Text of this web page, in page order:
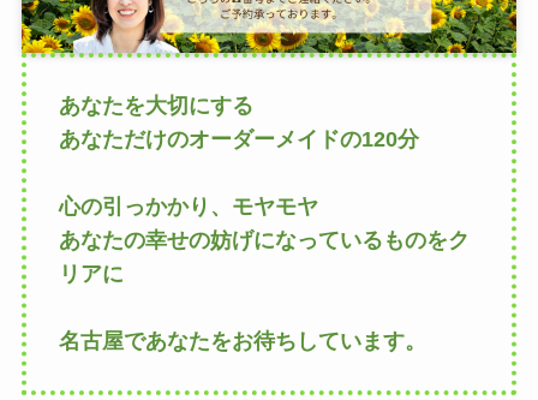
あなたを大切にする
あなただけのオーダーメイドの120分
心の引っかかり、モヤモヤ
あなたの幸せの妨げになっているものをク
リアに
名古屋であなたをお待ちしています。